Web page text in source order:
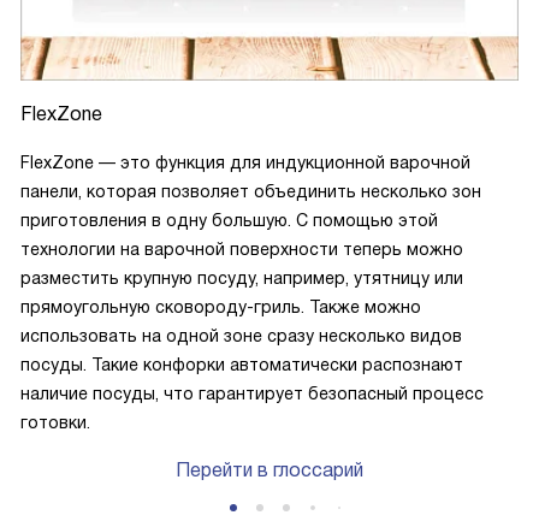
FlexZone
FlexZone — это функция для индукционной варочной
панели, которая позволяет объединить несколько зон
приготовления в одну большую. С помощью этой
технологии на варочной поверхности теперь можно
разместить крупную посуду, например, утятницу или
прямоугольную сковороду-гриль. Также можно
использовать на одной зоне сразу несколько видов
посуды. Такие конфорки автоматически распознают
наличие посуды, что гарантирует безопасный процесс
готовки.
Перейти в глоссарий